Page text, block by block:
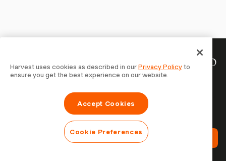
Tu tiempo merece ser registrado
— empieza ahora
Únete a más de 70.000 empresas que registran tiempo,
facturan a clientes y cobran más rápido con Harvest.
Prueba Harvest Gratis
Harvest uses cookies as described in ourPrivacy Policyto
ensure you get the best experience on our website.
Accept Cookies
Cookie Preferences